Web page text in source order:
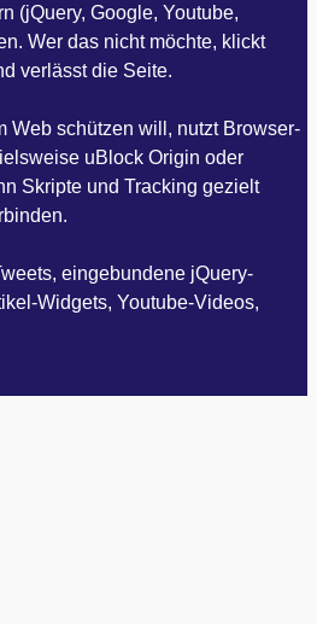
(jQuery, Google, Youtube,
Wer das nicht möchte, klickt
verlässt die Seite.
Web schützen will, nutzt Browser-
uBlock Origin oder
Skripte und Tracking gezielt
eingebundene jQuery-
Widgets, Youtube-Videos,